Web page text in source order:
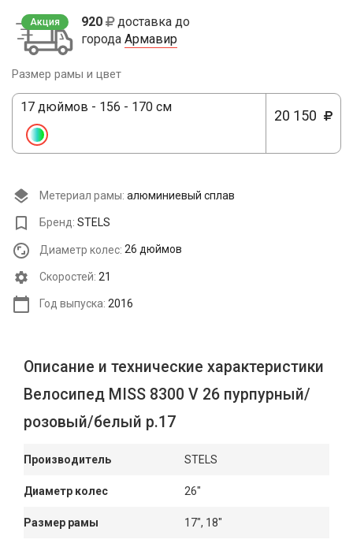
Акция 920
доставка до
города Армавир
Размер рамы и цвет
17 дюймов - 156 - 170 см
20 150
Метериал рамы: алюминиевый сплав
Бренд: STELS
Диаметр колес: 26 дюймов
Cкоростей: 21
Год выпуска: 2016
Описание и технические характеристики
Велосипед MISS 8300 V 26 пурпурный/
розовый/белый р.17
Производитель STELS
Диаметр колес 26"
Размер рамы 17", 18"